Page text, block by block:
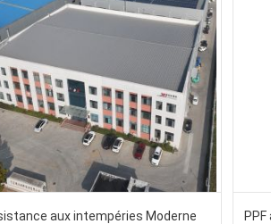
aux intempéries Moderne